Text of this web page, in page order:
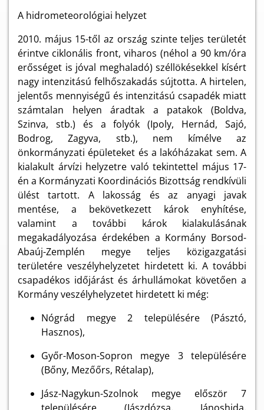
A hidrometeorológiai helyzet
2010. május 15-től az ország szinte teljes területét
érintve ciklonális front, viharos (néhol a 90 km/óra
erősséget is jóval meghaladó) széllökésekkel kísért
nagy intenzitású felhőszakadás sújtotta. A hirtelen,
jelentős mennyiségű és intenzitású csapadék miatt
számtalan helyen áradtak a patakok (Boldva,
Szinva, stb.) és a folyók (Ipoly, Hernád, Sajó,
Bodrog, Zagyva, stb.), nem kímélve az
önkormányzati épületeket és a lakóházakat sem. A
kialakult árvízi helyzetre való tekintettel május 17-
én a Kormányzati Koordinációs Bizottság rendkívüli
ülést tartott. A lakosság és az anyagi javak
mentése, a bekövetkezett károk enyhítése,
valamint a további károk kialakulásának
megakadályozása érdekében a Kormány Borsod-
Abaúj-Zemplén megye teljes közigazgatási
területére veszélyhelyzetet hirdetett ki. A további
csapadékos időjárást és árhullámokat követően a
Kormány veszélyhelyzetet hirdetett ki még:
Nógrád megye 2 településére (Pásztó,
Hasznos),
Győr-Moson-Sopron megye 3 településére
(Bőny, Mezőőrs, Rétalap),
Jász-Nagykun-Szolnok megye először 7